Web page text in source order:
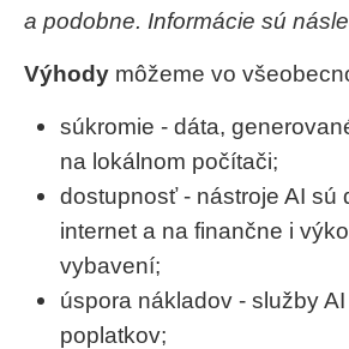
a podobne. Informácie sú
Výhody môžeme vo
súkromie - dáta,
na lokálnom počítači;
dostupnosť - nástroje AI sú
internet a na finančne i
vybavení;
úspora nákladov - služby
poplatkov;